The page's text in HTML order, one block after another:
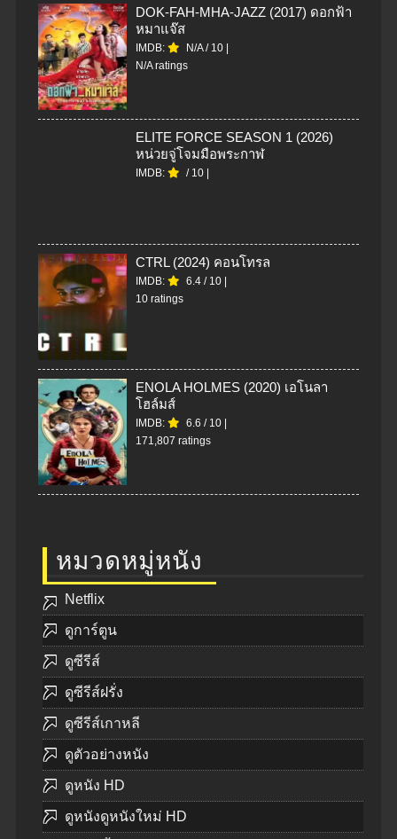
DOK-FAH-MHA-JAZZ (2017) ดอกฟ้า
หมาแจ๊ส
IMDB: N/A/ 10
N/A ratings
ELITE FORCE SEASON 1 (2026)
หน่วยจู่โจมมือพระกาฬ
IMDB: / 10
CTRL (2024) คอนโทรล
IMDB: 6.4 / 10
10 ratings
ENOLA HOLMES (2020) เอโนลา
โฮล์มส์
IMDB: 6.6 / 10
171,807 ratings
หมวดหมู่หนัง
Netflix
ดูการ์ตูน
ดูซีรีส์
ดูซีรีส์ฝรั่ง
ดูซีรีส์เกาหลี
ดูตัวอย่างหนัง
ดูหนัง HD
ดูหนังดูหนังใหม่ HD